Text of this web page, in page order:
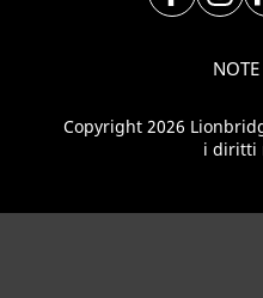
Copyright 2026
i diritti